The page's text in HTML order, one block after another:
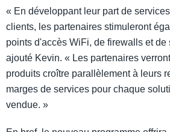
« En développant leur part de
clients, les partenaires stimuleront
points d'accès WiFi, de firewalls et de
ajouté Kevin. « Les partenaires
produits croître parallèlement à leurs
marges de services pour chaque
vendue. »